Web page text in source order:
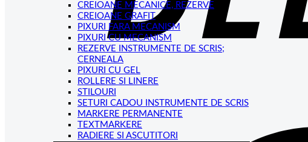
CREIOANE MECANICE, REZERVE
CREIOANE GRAFIT
PIXURI FARA MECANISM
PIXURI CU MECANISM
REZERVE INSTRUMENTE DE SCRIS;
CERNEALA
PIXURI CU GEL
ROLLERE SI LINERE
STILOURI
SETURI CADOU INSTRUMENTE DE SCRIS
MARKERE PERMANENTE
TEXTMARKERE
RADIERE SI ASCUTITORI